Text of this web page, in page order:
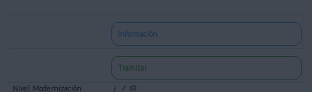
Información
Tramitar